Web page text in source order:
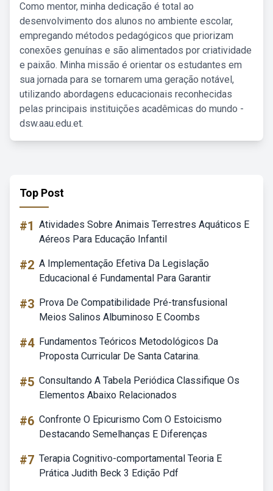
Como mentor, minha dedicação é total ao
desenvolvimento dos alunos no ambiente escolar,
empregando métodos pedagógicos que priorizam
conexões genuínas e são alimentados por criatividade
e paixão. Minha missão é orientar os estudantes em
sua jornada para se tornarem uma geração notável,
utilizando abordagens educacionais reconhecidas
pelas principais instituições acadêmicas do mundo -
dsw.aau.edu.et.
Top Post
#1 Atividades Sobre Animais Terrestres Aquáticos E
Aéreos Para Educação Infantil
#2 A Implementação Efetiva Da Legislação
Educacional é Fundamental Para Garantir
#3 Prova De Compatibilidade Pré-transfusional
Meios Salinos Albuminoso E Coombs
#4 Fundamentos Teóricos Metodológicos Da
Proposta Curricular De Santa Catarina.
#5 Consultando A Tabela Periódica Classifique Os
Elementos Abaixo Relacionados
#6 Confronte O Epicurismo Com O Estoicismo
Destacando Semelhanças E Diferenças
#7 Terapia Cognitivo-comportamental Teoria E
Prática Judith Beck 3 Edição Pdf